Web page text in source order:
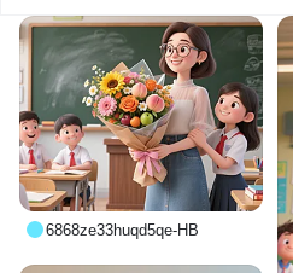
6868ze33huqd5qe-HB